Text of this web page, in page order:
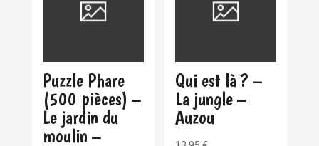
Puzzle Phare
(500 pièces) –
Le jardin du
moulin –
Qui est là ? –
La jungle –
Auzou